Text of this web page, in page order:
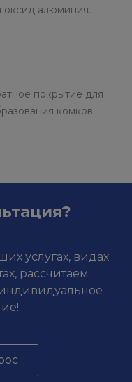
оксид алюминия.
покрытие для
комков.
услугах, видах
рассчитаем